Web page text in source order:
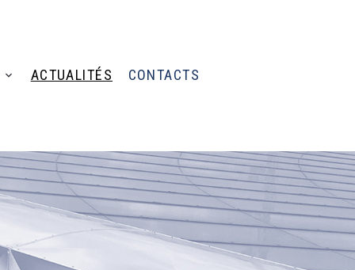
ACTUALITÉS CONTACTS